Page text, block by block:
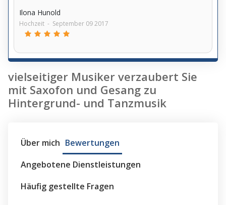
Ilona Hunold
Hochzeit - September 09 2017
vielseitiger Musiker verzaubert Sie
mit Saxofon und Gesang zu
Hintergrund- und Tanzmusik
Über mich Bewertungen
Angebotene Dienstleistungen
Häufig gestellte Fragen